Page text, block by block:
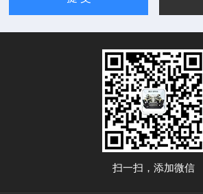
扫一扫，添加微信